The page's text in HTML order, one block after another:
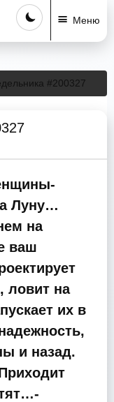
Меню
#200327
Луну…
на
ваш
ловит на
их в
и назад.